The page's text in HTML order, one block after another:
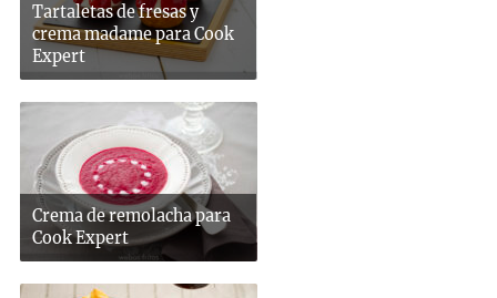
Tartaletas de fresas y
crema madame para Cook
Expert
Crema de remolacha para
Cook Expert